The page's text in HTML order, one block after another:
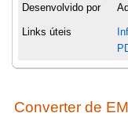
Desenvolvido por
Links úteis
Converter de